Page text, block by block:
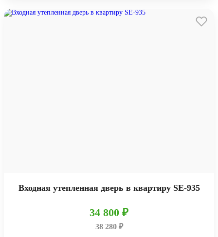
Входная утепленная дверь в квартиру SE-935
34 800 ₽
38 280 ₽